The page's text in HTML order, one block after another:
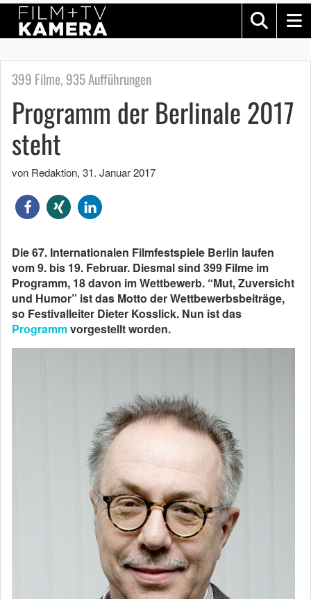
399 Filme, 935 Aufführungen
Programm der Berlinale 2017
steht
von Redaktion, 31. Januar 2017
Die 67. Internationalen Filmfestspiele Berlin laufen
vom 9. bis 19. Februar. Diesmal sind 399 Filme im
Programm, 18 davon im Wettbewerb. “Mut, Zuversicht
und Humor” ist das Motto der Wettbewerbsbeiträge,
so Festivalleiter Dieter Kosslick. Nun ist das
Programmvorgestellt worden.